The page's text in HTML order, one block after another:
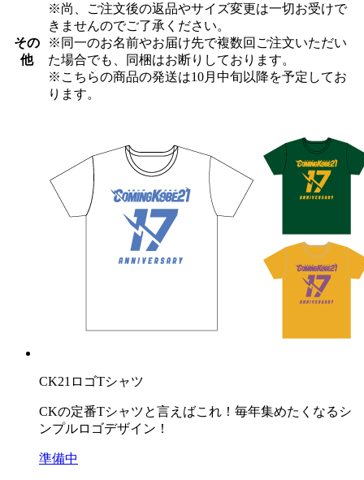
その
他
※尚、ご注文後の返品やサイズ変更は一切お受けで
きませんのでご了承ください。
※同一のお名前やお届け先で複数回ご注文いただい
た場合でも、同梱はお断りしております。
※こちらの商品の発送は10月中旬以降を予定してお
ります。
CK21ロゴTシャツ
CKの定番Tシャツと言えばこれ！毎年集めたくなるシ
ンプルロゴデザイン！
準備中